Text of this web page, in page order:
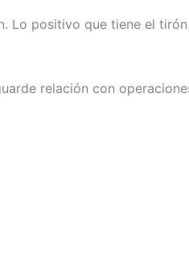
Lo positivo que tiene el
relación con